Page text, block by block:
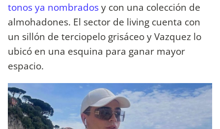
tonos ya nombradosy con una colección de
almohadones. El sector de living cuenta con
un sillón de terciopelo grisáceo y Vazquez lo
ubicó en una esquina para ganar mayor
espacio.